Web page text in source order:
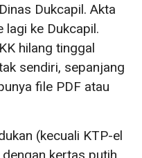
Dukcapil. Akta
lagi ke Dukcapil.
hilang tinggal
sendiri, sepanjang
file PDF atau
(kecuali KTP-el
kertas putih